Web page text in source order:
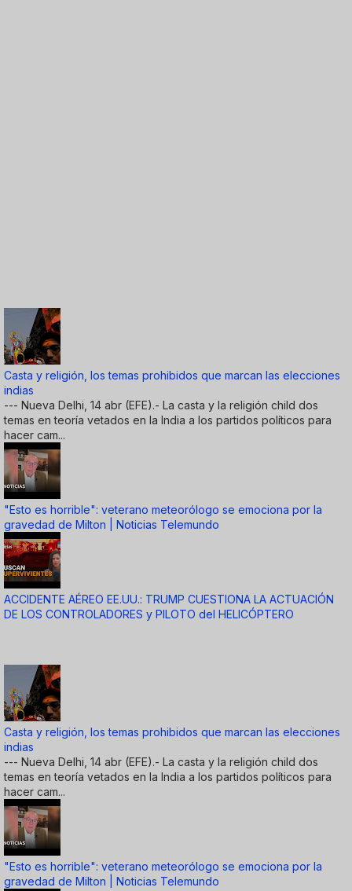
Casta y religión, los temas prohibidos que marcan las elecciones
indias
--- Nueva Delhi, 14 abr (EFE).- La casta y la religión child dos
temas en teoría vetados en la India a los partidos políticos para
hacer cam...
"Esto es horrible": veterano meteorólogo se emociona por la
gravedad de Milton | Noticias Telemundo
ACCIDENTE AÉREO EE.UU.: TRUMP CUESTIONA LA ACTUACIÓN
DE LOS CONTROLADORES y PILOTO del HELICÓPTERO
Casta y religión, los temas prohibidos que marcan las elecciones
indias
--- Nueva Delhi, 14 abr (EFE).- La casta y la religión child dos
temas en teoría vetados en la India a los partidos políticos para
hacer cam...
"Esto es horrible": veterano meteorólogo se emociona por la
gravedad de Milton | Noticias Telemundo